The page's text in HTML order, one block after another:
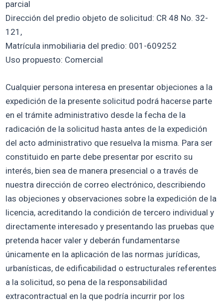
parcial
Dirección del predio objeto de solicitud: CR 48 No. 32-
121,
Matrícula inmobiliaria del predio: 001-609252
Uso propuesto: Comercial
Cualquier persona interesa en presentar objeciones a la
expedición de la presente solicitud podrá hacerse parte
en el trámite administrativo desde la fecha de la
radicación de la solicitud hasta antes de la expedición
del acto administrativo que resuelva la misma. Para ser
constituido en parte debe presentar por escrito su
interés, bien sea de manera presencial o a través de
nuestra dirección de correo electrónico, describiendo
las objeciones y observaciones sobre la expedición de la
licencia, acreditando la condición de tercero individual y
directamente interesado y presentando las pruebas que
pretenda hacer valer y deberán fundamentarse
únicamente en la aplicación de las normas jurídicas,
urbanísticas, de edificabilidad o estructurales referentes
a la solicitud, so pena de la responsabilidad
extracontractual en la que podría incurrir por los